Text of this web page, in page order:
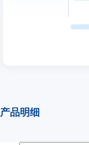
产品明细